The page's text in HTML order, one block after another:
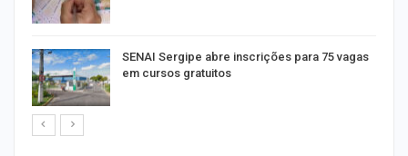
SENAI Sergipe abre inscrições para 75 vagas
em cursos gratuitos